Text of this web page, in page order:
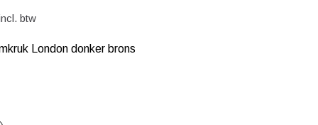
btw
London donker brons